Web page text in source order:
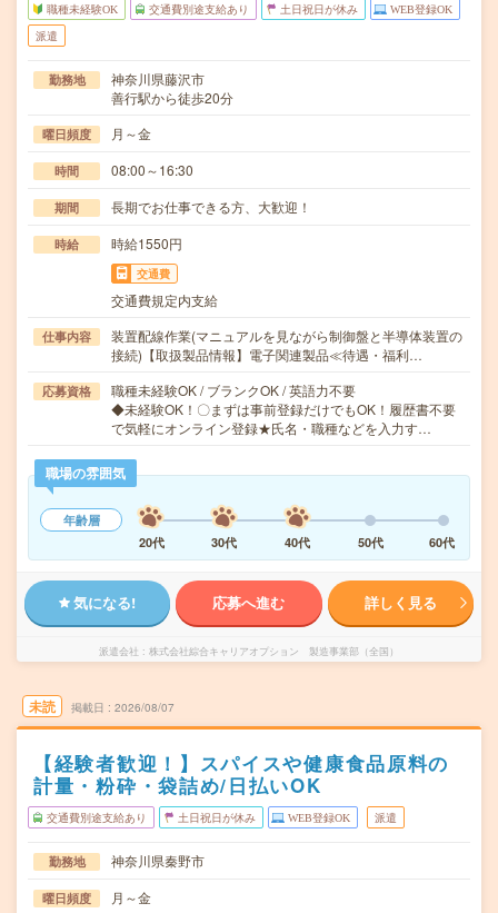
職種未経験OK 交通費別途支給あり 土日祝日が休み WEB登録OK
派遣
勤務地
神奈川県藤沢市
善行駅から徒歩20分
曜日頻度 月～金
時間 08:00～16:30
期間 長期でお仕事できる方、大歓迎！
時給 時給1550円
交通費
交通費規定内支給
仕事内容
装置配線作業(マニュアルを見ながら制御盤と半導体装置の
接続)【取扱製品情報】電子関連製品≪待遇・福利…
応募資格
職種未経験OK / ブランクOK / 英語力不要
◆未経験OK！〇まずは事前登録だけでもOK！履歴書不要
で気軽にオンライン登録★氏名・職種などを入力す…
職場の雰囲気
年齢層
20代
30代 40代 50代 60代
気になる! 応募へ進む 詳しく見る
派遣会社 株式会社綜合キャリアオプション 製造事業部（全国）
未読 掲載日 2026/08/07
【経験者歓迎！】スパイスや健康食品原料の
計量・粉砕・袋詰め/日払いOK
交通費別途支給あり 土日祝日が休み WEB登録OK 派遣
勤務地 神奈川県秦野市
曜日頻度 月～金